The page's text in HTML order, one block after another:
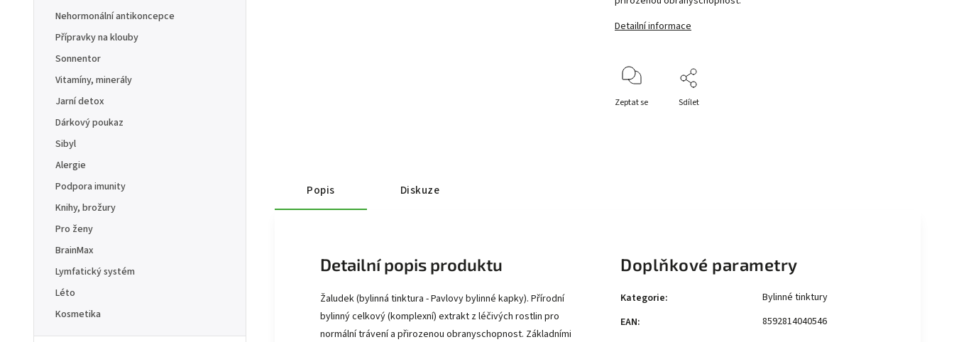
Nehormonální antikoncepce
Přípravky na klouby
Sonnentor
Vitamíny, minerály
Jarní detox
Dárkový poukaz
Sibyl
Alergie
Podpora imunity
Knihy, brožury
Pro ženy
BrainMax
Lymfatický systém
Léto
Kosmetika
Detailní informace
Zeptat se Sdílet
Popis Diskuze
Detailní popis produktu
Žaludek (bylinná tinktura - Pavlovy bylinné kapky). Přírodní
bylinný celkový (komplexní) extrakt z léčivých rostlin pro
normální trávení a přirozenou obranyschopnost. Základními
Doplňkové parametry
Kategorie:
Bylinné tinktury
EAN: 8592814040546